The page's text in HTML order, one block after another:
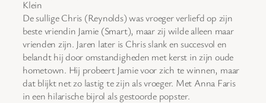
Klein
De sullige Chris (Reynolds) was vroeger verliefd op zijn
beste vriendin Jamie (Smart), maar zij wilde alleen maar
vrienden zijn. Jaren later is Chris slank en succesvol en
belandt hij door omstandigheden met kerst in zijn oude
hometown. Hij probeert Jamie voor zich te winnen, maar
dat blijkt net zo lastig te zijn als vroeger. Met Anna Faris
in een hilarische bijrol als gestoorde popster.